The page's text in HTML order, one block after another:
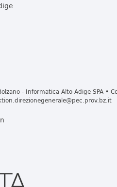
- Informatica Alto Adige SPA •